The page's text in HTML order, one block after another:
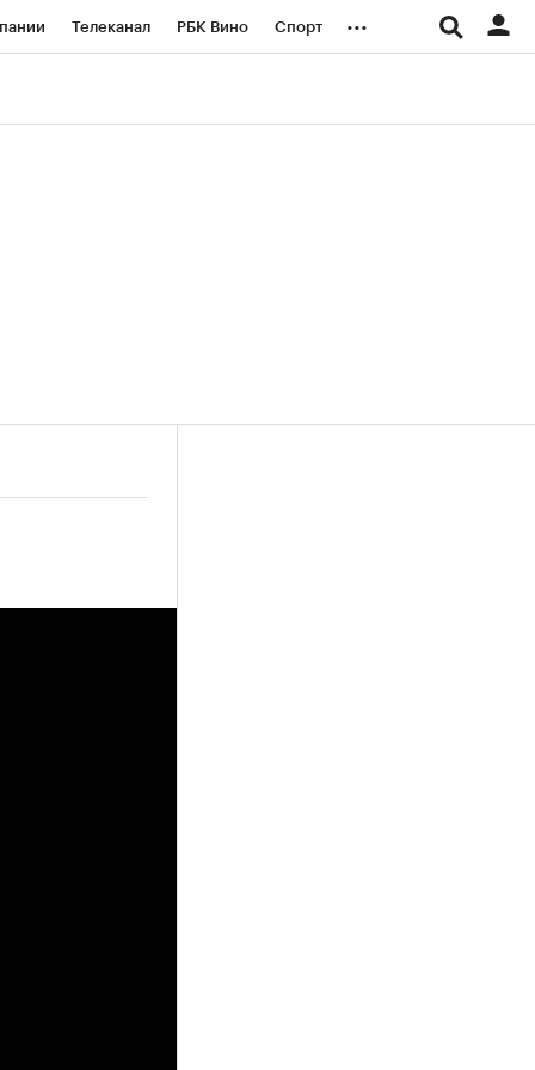
Телеканал РБК Вино Спорт ...